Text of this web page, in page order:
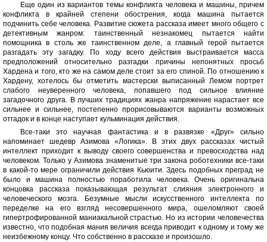
Еще один из вариантов темы конфликта человека и машины, причем
конфликта в крайней степени обострения, когда машина пытается
подчинить себе человека. Развитие сюжета рассказа имеет много общего с
детективным жанром: таинственный незнакомец пытается найти
помощника в столь же таинственном деле, а главный герой пытается
разгадать эту загадку. По ходу всего действия выстраивается масса
предположений относительно разгадки причины непонятных просьб
Хардена и того, кто же на самом деле стоит за его спиной. По отношению к
Хардену, хотелось бы отметить мастерски выписанный Лемом портрет
слабого неуверенного человека, попавшего под сильное влияние
загадочного друга. В лучших традициях жанра напряжение нарастает все
сильнее и сильнее, постепенно прорисовываются варианты возможных
отгадок и в конце наступает кульминация действия.
Все-таки это научная фантастика и в развязке «Друг» сильно
напоминает шедевр Азимова «Логика». В этих двух рассказах чистый
интеллект приходит к выводу своего совершенства и превосходства над
человеком. Только у Азимова знаменитые три закона роботехники все-таки
в какой-то мере ограничили действия Кьюити. Здесь подобных преград не
было и машина полностью поработила человека. Очень оригинальна
концовка рассказа показывающая результат слияния электронного и
человеческого мозга. Безумные мысли искусственного интеллекта по
переделке на его взгляд несовершенного мира, ошеломляют своей
гипертрофированной маниакальной страстью. Но из истории человечества
известно, что подобная мания величия всегда приводит к одному и тому же
неизбежному концу. Что собственно в рассказе и произошло.